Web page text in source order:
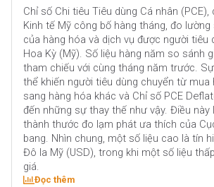
Chỉ số Chi tiêu Tiêu dùng Cá nhân
Kinh tế Mỹ công bố hàng tháng, đo
của hàng hóa và dịch vụ được người tiêu
Hoa Kỳ (Mỹ). Số liệu hàng năm so sánh
tham chiếu với cùng tháng năm trước.
thể khiến người tiêu dùng chuyển từ mua
sang hàng hóa khác và Chỉ số PCE
đến những sự thay thế như vậy. Điều
thành thước đo lạm phát ưa thích của
bang. Nhìn chung, một số liệu cao là tín
Đô la Mỹ (USD), trong khi một số liệu
giá.
Đọc thêm